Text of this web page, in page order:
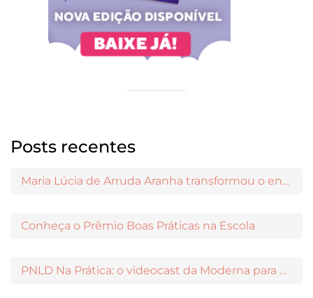
Posts recentes
Maria Lúcia de Arruda Aranha transformou o ensino de Filosofia no Brasil
Conheça o Prêmio Boas Práticas na Escola
PNLD Na Prática: o videocast da Moderna para apoiar a escolha das obras aprovadas